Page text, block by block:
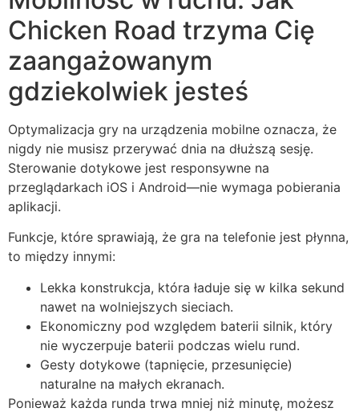
Chicken Road trzyma Cię
zaangażowanym
gdziekolwiek jesteś
Optymalizacja gry na urządzenia mobilne oznacza, że
nigdy nie musisz przerywać dnia na dłuższą sesję.
Sterowanie dotykowe jest responsywne na
przeglądarkach iOS i Android—nie wymaga pobierania
aplikacji.
Funkcje, które sprawiają, że gra na telefonie jest płynna,
to między innymi:
Lekka konstrukcja, która ładuje się w kilka sekund
nawet na wolniejszych sieciach.
Ekonomiczny pod względem baterii silnik, który
nie wyczerpuje baterii podczas wielu rund.
Gesty dotykowe (tapnięcie, przesunięcie)
naturalne na małych ekranach.
Ponieważ każda runda trwa mniej niż minutę, możesz